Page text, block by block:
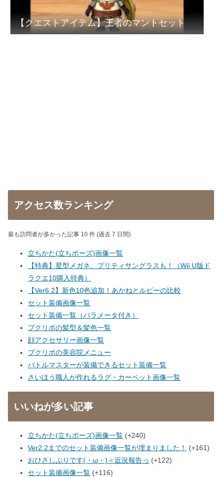
【クエストアイテム】王者のマントセット
アクセス数ランキング
最も訪問者が多かった記事 10 件 (過去 7 日間)
立ちかた(立ちポーズ)画像一覧
【特典】星型メガネ、プリティサングラスも！（Wii U版ド
ラクエ10購入特典）
【Ver6.2】新色10色追加！あかねとルビーの比較
セット装備画像一覧
セット装備一覧（パラメータ付き）
プクリポの髪型＆髪色一覧
顔アクセサリー画像一覧
プクリポの美容院メニュー
バトルマスターが装備できるセット装備一覧
さいほう職人が作れるラグ・カーペット画像一覧
いいねが多い記事
立ちかた(立ちポーズ)画像一覧 +240
Ver2.2までのセット装備画像一覧が埋まりました！
+161
おひさしぶりです(・ω・)＜近況報告っ
+122
セット装備画像一覧 +116